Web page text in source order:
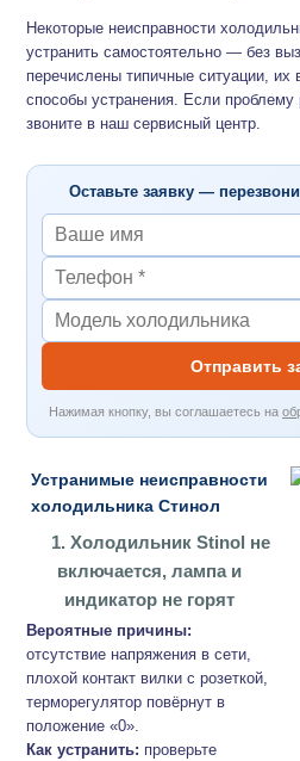
Некоторые неисправности
устранить самостоятельно — без
перечислены типичные ситуации, их
способы устранения. Если
звоните в наш сервисный центр.
Оставьте заявку —
Отправить
Нажимая кнопку, вы соглашаетесь на
Устранимые неисправности
холодильника Стинол
1. Холодильник Stinol не
включается, лампа и
индикатор не горят
Вероятные причины:
отсутствие напряжения в сети,
плохой контакт вилки с розеткой,
терморегулятор повёрнут в
положение «0».
Как устранить: проверьте